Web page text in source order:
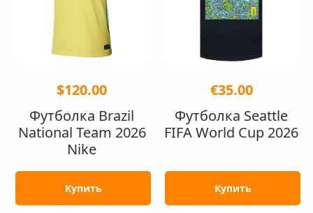
$120.00
Футболка Brazil
National Team 2026
Nike
Купить
€35.00
Футболка Seattle
FIFA World Cup 2026
Купить